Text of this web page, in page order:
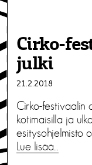
Cirko-
julki
21.2.2018
Cirko-festivaalin
kotimaisilla ja
esitysohjelmisto
Lue lisää…